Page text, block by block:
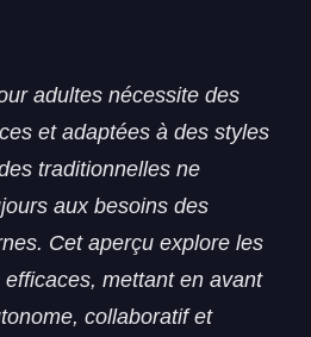
méthodes
pour adultes
adultes nécessite des
et adaptées à des styles
traditionnelles ne
aux besoins des
Cet aperçu explore les
mettant en avant
collaboratif et